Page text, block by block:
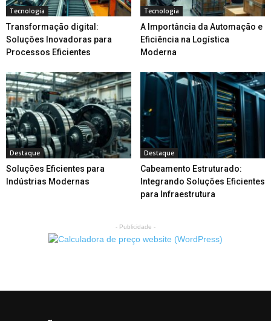
Tecnologia
Transformação digital:
Soluções Inovadoras para
Processos Eficientes
Tecnologia
A Importância da Automação e
Eficiência na Logística
Moderna
Destaque
Soluções Eficientes para
Indústrias Modernas
Destaque
Cabeamento Estruturado:
Integrando Soluções Eficientes
para Infraestrutura
- Publicidade -